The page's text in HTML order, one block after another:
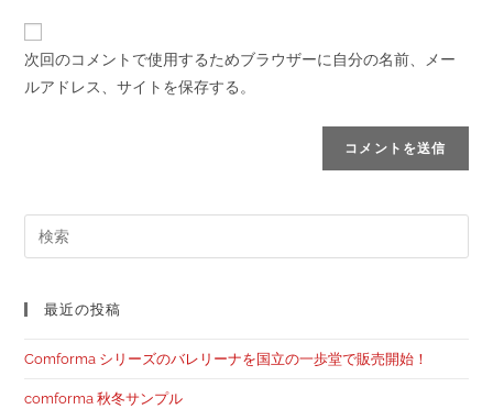
次回のコメントで使用するためブラウザーに自分の名前、メー
ルアドレス、サイトを保存する。
最近の投稿
Comforma シリーズのバレリーナを国立の一歩堂で販売開始！
comforma 秋冬サンプル